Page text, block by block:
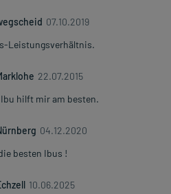
07.10.2019
Leistungsverhältnis.
22.07.2015
hilft mir am besten.
04.12.2020
besten Ibus !
10.06.2025